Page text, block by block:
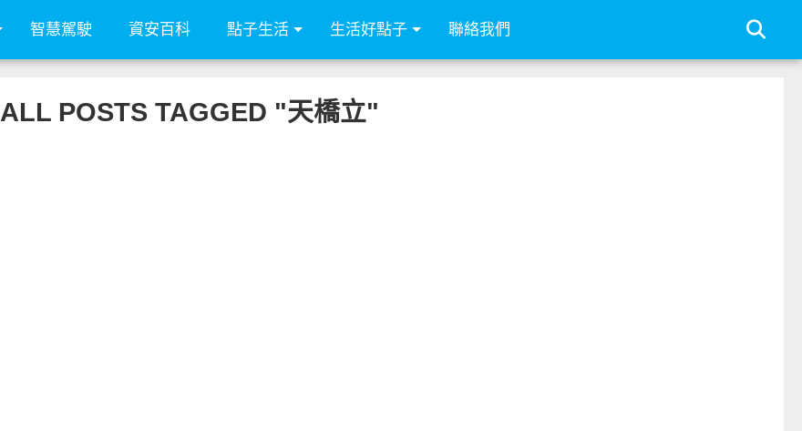
智慧駕駛 資安百科 點子生活 生活好點子 聯絡我們
ALL POSTS TAGGED "天橋立"